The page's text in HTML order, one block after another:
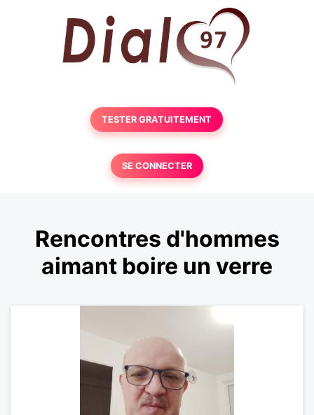
TESTER GRATUITEMENT
SE CONNECTER
Rencontres d'hommes
aimant boire un verre